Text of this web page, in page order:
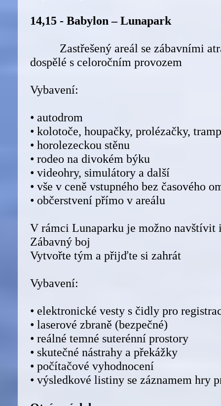
14,15 - Babylon – Lunapark
Zastřešený areál se zábavními
dospělé s celoročním provozem
Vybavení:
• autodrom
• kolotoče, houpačky, prolézačky,
• horolezeckou stěnu
• rodeo na divokém býku
• videohry, simulátory a další
• vše v ceně vstupného bez časového
• občerstvení přímo v areálu
V rámci Lunaparku je možno
Zábavný boj
Vytvořte tým a přijďte si zahrát
Vybavení:
• elektronické vesty s čidly pro
• laserové zbraně (bezpečné)
• reálné temné suterénní prostory
• skutečné nástrahy a překážky
• počítačové vyhodnocení
• výsledkové listiny se záznamem hry